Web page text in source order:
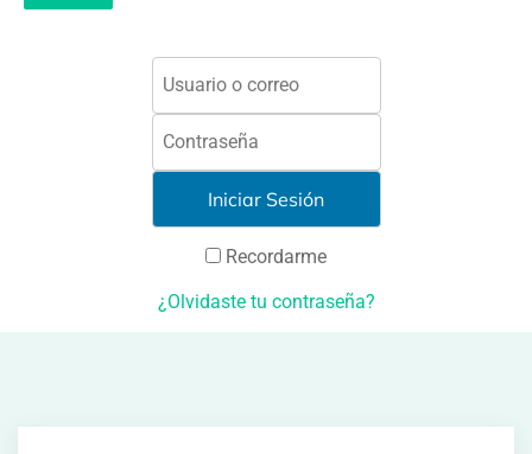
Recordarme
¿Olvidaste tu contraseña?